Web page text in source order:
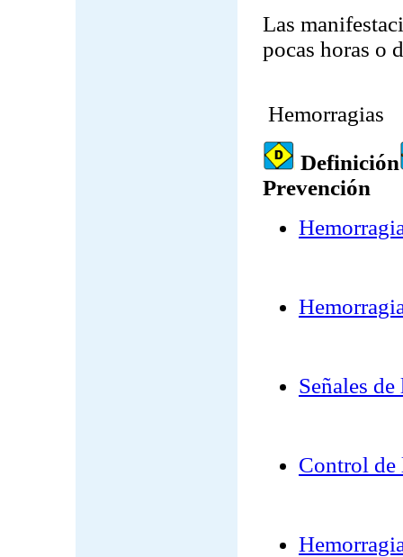
Las
pocas horas o
Hemorragias
Definición
Prevención
Señales
Control de